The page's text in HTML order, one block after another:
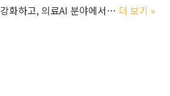
강화하고, 의료AI 분야에서… 더 보기 »